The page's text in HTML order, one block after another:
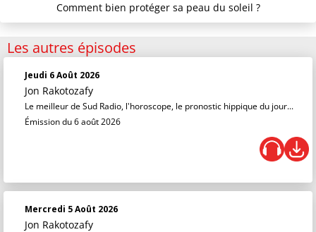
Comment bien protéger sa peau du soleil ?
Les autres épisodes
Jeudi 6 Août 2026
Jon Rakotozafy
Le meilleur de Sud Radio, l'horoscope, le pronostic hippique du jour...
Émission du 6 août 2026
Mercredi 5 Août 2026
Jon Rakotozafy